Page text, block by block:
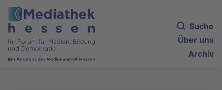
Suche
Über uns
Archiv